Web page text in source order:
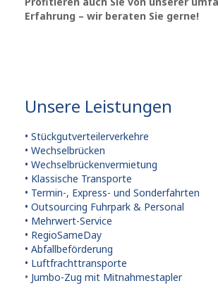
Erfahrung – wir beraten Sie gerne!
Unsere Leistungen
• Stückgutverteilerverkehre
• Wechselbrücken
• Wechselbrückenvermietung
• Klassische Transporte
• Termin-, Express- und Sonderfahrten
• Outsourcing Fuhrpark & Personal
• Mehrwert-Service
• RegioSameDay
• Abfallbeförderung
• Luftfrachttransporte
• Jumbo-Zug mit Mitnahmestapler